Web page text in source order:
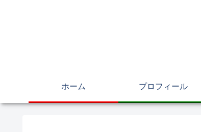
ホーム プロフィール